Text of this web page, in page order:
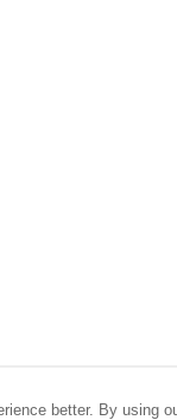
better. By using